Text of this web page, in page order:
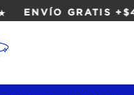
ENVÍO GRATIS